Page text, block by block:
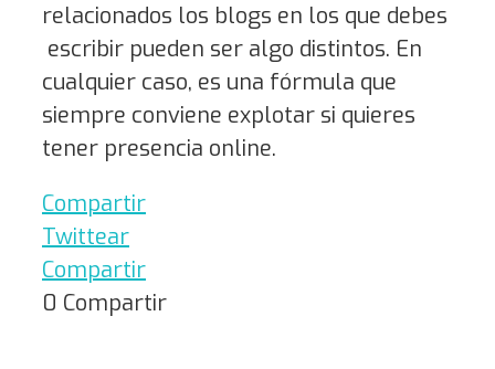
relacionados los blogs en los que debes
escribir pueden ser algo distintos. En
cualquier caso, es una fórmula que
siempre conviene explotar si quieres
tener presencia online.
Compartir
Twittear
Compartir
0 Compartir